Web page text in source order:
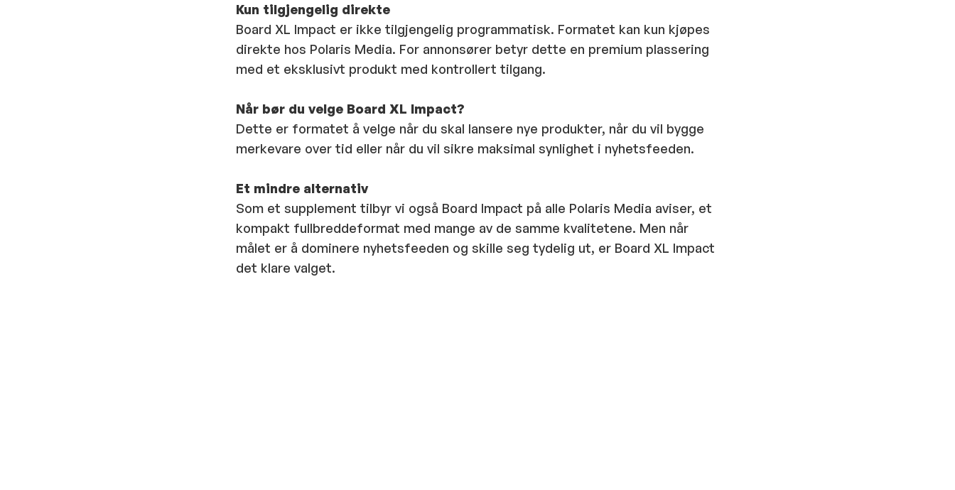
Kun tilgjengelig direkte
Board XL Impact er ikke tilgjengelig programmatisk. Formatet kan kun kjøpes
direkte hos Polaris Media. For annonsører betyr dette en premium plassering
med et eksklusivt produkt med kontrollert tilgang.
Når bør du velge Board XL Impact?
Dette er formatet å velge når du skal lansere nye produkter, når du vil bygge
merkevare over tid eller når du vil sikre maksimal synlighet i nyhetsfeeden.
Et mindre alternativ
Som et supplement tilbyr vi også Board Impact på alle Polaris Media aviser, et
kompakt fullbreddeformat med mange av de samme kvalitetene. Men når
målet er å dominere nyhetsfeeden og skille seg tydelig ut, er Board XL Impact
det klare valget.